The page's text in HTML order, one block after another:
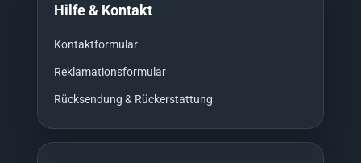
Hilfe & Kontakt
Kontaktformular
Reklamationsformular
Rücksendung & Rückerstattung